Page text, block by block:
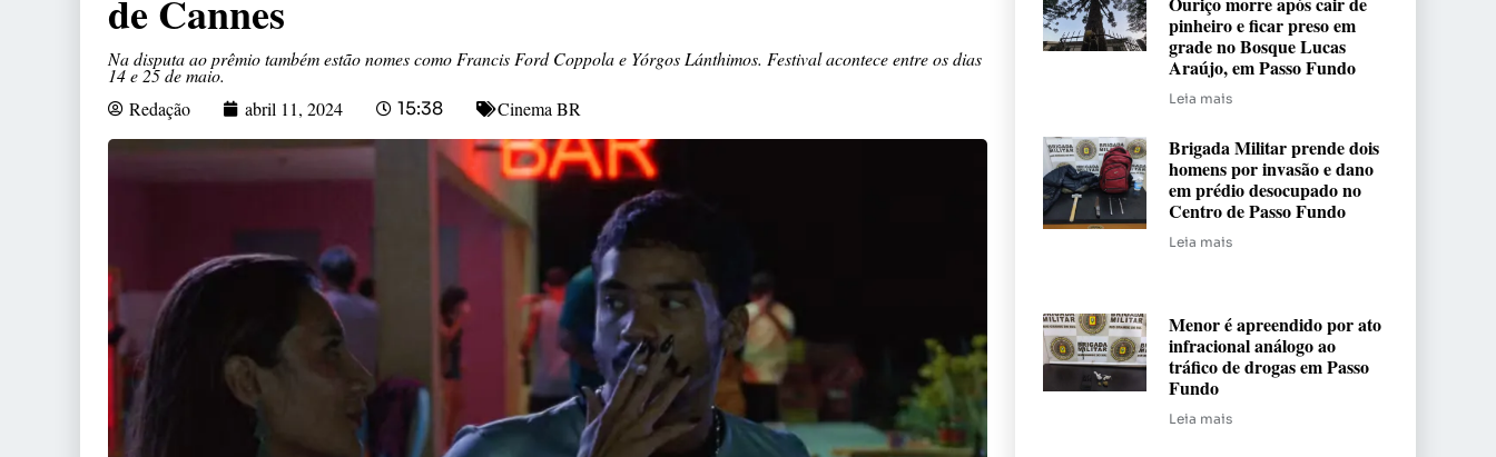
de Cannes
Na disputa ao prêmio também estão nomes como Francis Ford Coppola e Yórgos Lánthimos. Festival acontece entre os dias
14 e 25 de maio.
Redação
abril 11, 2024 15:38 Cinema BR
pinheiro e ficar preso em
grade no Bosque Lucas
Araújo, em Passo Fundo
Leia mais
Brigada Militar prende dois
homens por invasão e dano
em prédio desocupado no
Centro de Passo Fundo
Leia mais
Menor é apreendido por ato
infracional análogo ao
tráfico de drogas em Passo
Fundo
Leia mais